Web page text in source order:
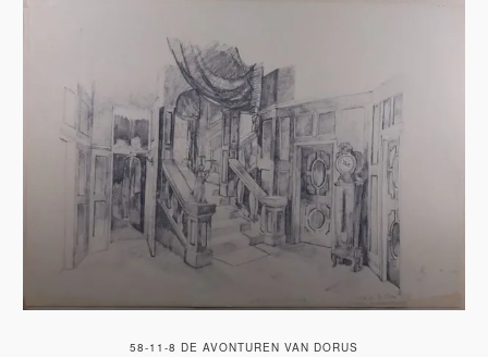
58-11-8 DE AVONTUREN VAN DORUS